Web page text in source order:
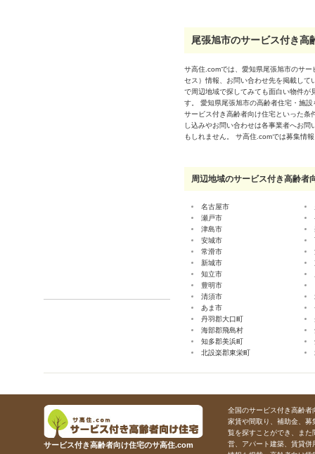
尾張旭市のサービス付き高
サ高住.comでは、愛知県尾張旭市のサ
セス）情報、お問い合わせ先を掲載して
で周辺地域で探してみても面白い物件が
す。 愛知県尾張旭市の高齢者住宅・施
サービス付き高齢者向け住宅といった条
し込みやお問い合わせは各事業者へお
もしれません。 サ高住.comでは募集情
周辺地域のサービス付き高齢者
名古屋市
瀬戸市
津島市
安城市
常滑市
新城市
知立市
豊明市
清須市
あま市
丹羽郡大口町
海部郡飛島村
知多郡美浜町
北設楽郡東栄町
サービス付き高齢者向け住宅のサ高住.com
全国のサービス付き高齢
家賃や間取り、補助金、
覧を探すことができ、ま
営、アパート建築、賃貸